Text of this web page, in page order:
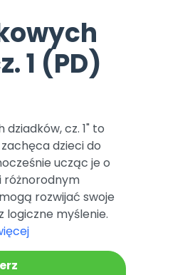
numery
1 (PD)
cz. 1" to
dzieci do
ucząc je o
różnorodnym
rozwijać swoje
logiczne myślenie.